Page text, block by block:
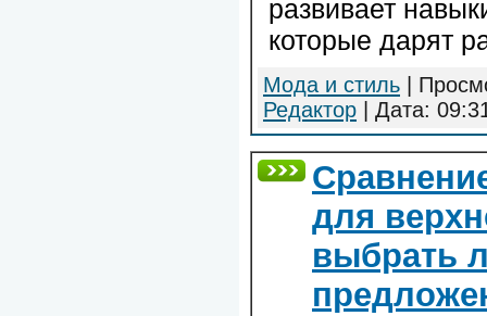
развивает
которые дарят
Мода и стиль |
Редактор | Дата:
для
выбрать